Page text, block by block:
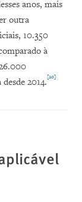
anos, mais
outra
10.350
à
2014.[20]